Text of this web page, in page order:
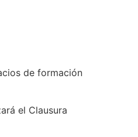
de formación
el Clausura